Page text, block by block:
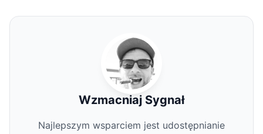
Wzmacniaj Sygnał
Najlepszym wsparciem jest udostępnianie